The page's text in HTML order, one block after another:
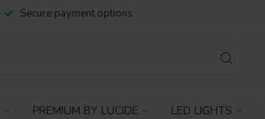
Secure payment options
PREMIUM BY LUCIDE LED LIGHTS